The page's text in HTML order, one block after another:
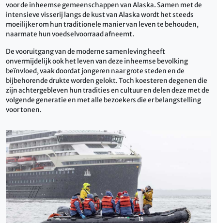
voor de inheemse gemeenschappen van Alaska. Samen met de
intensieve visserij langs de kust van Alaska wordt het steeds
moeilijker om hun traditionele manier van leven te behouden,
naarmate hun voedselvoorraad afneemt.
De vooruitgang van de moderne samenleving heeft
onvermijdelijk ook het leven van deze inheemse bevolking
beïnvloed, vaak doordat jongeren naar grote steden en de
bijbehorende drukte worden gelokt. Toch koesteren degenen die
zijn achtergebleven hun tradities en cultuur en delen deze met de
volgende generatie en met alle bezoekers die er belangstelling
voor tonen.